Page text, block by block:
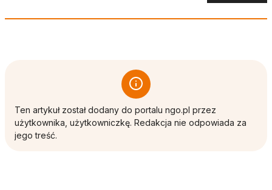
Ten artykuł został dodany do portalu ngo.pl przez
użytkownika, użytkowniczkę. Redakcja nie odpowiada za
jego treść.